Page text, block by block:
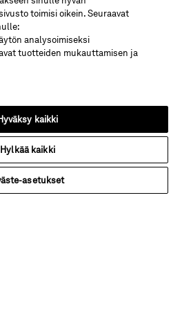
kylpyhuone tarjoaa
Maanläheiset sävyt,
ja älykkäät
kokonaisuuden.
toimisi oikein. Seuraavat
analysoimiseksi
tuotteiden mukauttamisen ja
Hyväksy kaikki
Hylkää kaikki
asetukset